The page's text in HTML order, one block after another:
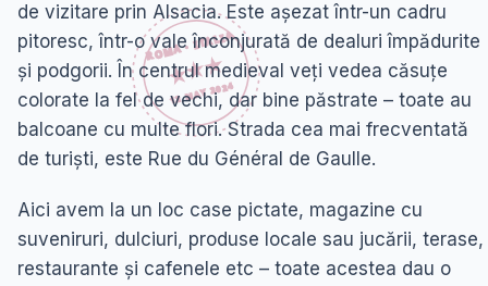
de vizitare prin Alsacia. Este așezat într-un cadru
pitoresc, într-o vale înconjurată de dealuri împădurite
și podgorii. În centrul medieval veți vedea căsuțe
colorate la fel de vechi, dar bine păstrate – toate au
balcoane cu multe flori. Strada cea mai frecventată
de turiști, este Rue du Général de Gaulle.
Aici avem la un loc case pictate, magazine cu
suveniruri, dulciuri, produse locale sau jucării, terase,
restaurante și cafenele etc – toate acestea dau o